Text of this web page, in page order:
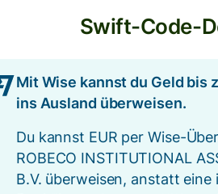
Swift-Code-
Mit Wise kannst du Geld bis
ins Ausland überweisen.
Du kannst EUR per Wise-
ROBECO INSTITUTIONAL
B.V. überweisen, anstatt